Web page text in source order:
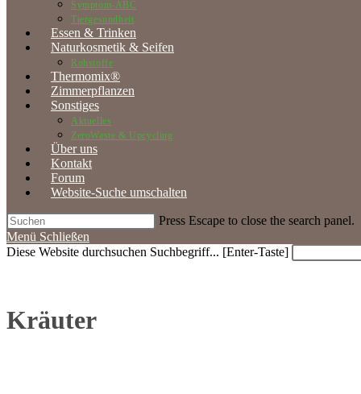
Symptom-ABC
Tiergesundheit
Essen & Trinken
Naturkosmetik & Seifen
Rohstoffe
Thermomix®
Zimmerpflanzen
Sonstiges
Aktuelles
ZeroWaste & Upcycling
Über uns
Kontakt
Forum
Website-Suche umschalten
Press Escape to close the search panel.
Menü Schließen
Diese Website durchsuchen Suchbegriff... [Enter-Taste]
Kräuter